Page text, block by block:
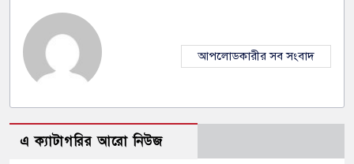
আপলোডকারীর সব সংবাদ
এ ক্যাটাগরির আরো নিউজ